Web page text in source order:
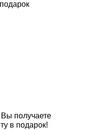
Вы получаете
в подарок!